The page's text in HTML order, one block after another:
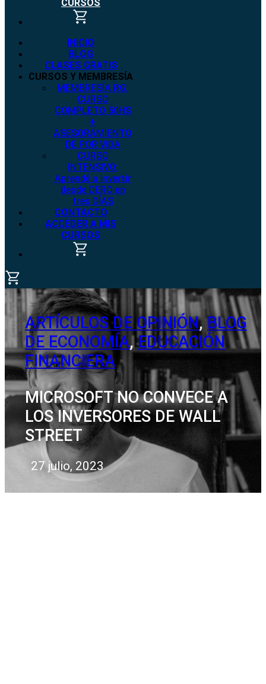
CURSOS
INICIO
BLOG
CLASES GRATIS
CURSOS Y MEMBRESÍA
MEMBRESÍA RG:
CURSO
COMPLETO 50HS
+
ASESORAMIENTO
DE POR VIDA
CURSO
INTENSIVO:
Aprendé a invertir
desde CERO en
tres DÍAS
CONTACTO
ACCEDER A MIS
CURSOS
ARTÍCULOS DE OPINIÓN,BLOG
DE ECONOMÍA,EDUCACIÓN
FINANCIERA
MICROSOFT NO CONVECE A
LOS INVERSORES DE WALL
STREET
27 julio, 2023